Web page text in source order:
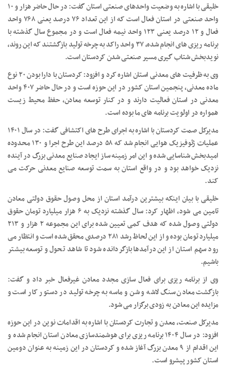
خلیقی با اشاره به وضعیت واحدهای صنعتی استان گفت: در حال حاضر هزار و ۱۰
واحد صنعتی در استان فعال است که از این تعداد ۷۶ درصد یعنی ۷۶۸ واحد
فعال و ۱۲ درصد یعنی ۱۲۳ واحد نیمه فعال است و در مجموع سال گذشته با
برنامه ریزی های انجام شده، ۳۷ واحد راکد به چرخه تولید بازگشتند که این روند،
نویدبخش شتاب گیری مسیر صنعتی شدن کردستان است.
وی به ظرفیت های معدنی استان اشاره کرد و افزود: کردستان با دارا بودن ۲۰ نوع
ماده معدنی، پنجمین استان کشور در این حوزه است و در حال حاضر ۴۰۷ واحد
معدنی در استان فعالیت دارند و در کنار توسعه معادن، حفظ محیط زیست
همواره در اولویت برنامه های ما بوده است.
مدیرکل صمت کردستان با اشاره به اجرای طرح های اکتشافی گفت: در سال ۱۴۰۱
عملیات ژئوفیزیک هوایی انجام شد که ۵۸ درصد این طرح اجرا و ۱۳۰ محدوده
امیدبخش شناسایی شده و این امر زمینه ساز ایجاد صنایع معدنی بزرگ در آینده
نزدیک خواهد بود و در واقع استان به سمت توسعه صنایع معدنی حرکت می
کند.
خلیقی با بیان اینکه بیشترین درآمد استان از محل وصول حقوق دولتی معادن
تامین می شود، اظهار کرد: سال گذشته نزدیک به ۶ هزار میلیارد تومان حقوق
دولتی وصول شده که هدف کمی تعیین شده برای این مجموعه ۲ هزار و ۲۱۳
میلیارد تومان بوده و از این لحاظ رشد ۲۸۱ درصدی محقق شده است و انتظار می
رود سهم استان از این درآمدها بازگردانده شود تا شاهد تحول و توسعه بیشتر
باشیم.
وی از برنامه ریزی برای فعال سازی مجدد معادن غیرفعال خبر داد و گفت:
بازگشت معادن سنگ لاشه و شن و ماسه به چرخه تولید در دستور کار است و
مزایده این معادن به زودی برگزار می شود.
مدیرکل صنعت، معدن و تجارت کردستان با اشاره به اقدامات نوین در این حوزه
افزود: در سال ۱۴۰۴ برنامه ریزی برای هوشمندسازی معادن استان انجام شده و
این اقدام از ۹ معدن بزرگ آغاز شده و کردستان در این زمینه به عنوان دومین
استان کشور پیشرو است.